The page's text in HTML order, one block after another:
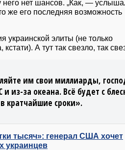
нет шансов. „Как, —
же его последняя возможность
украинской элиты (не только
А тут так свезло, так
им свои миллиарды,
и из-за океана. Всё будет с
кратчайшие сроки».
тысяч»: генерал США хочет
украинцев